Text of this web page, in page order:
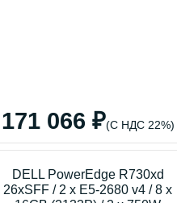
171 066 ₽(С НДС 22%)
DELL PowerEdge R730xd
26xSFF / 2 x E5-2680 v4 / 8 x